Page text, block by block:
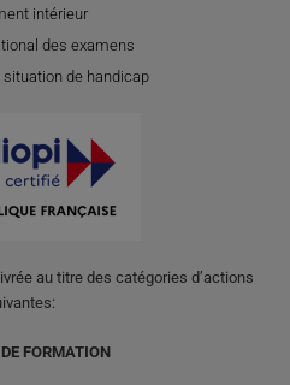
intérieur
des examens
situation de handicap
au titre des catégories d’actions
FORMATION